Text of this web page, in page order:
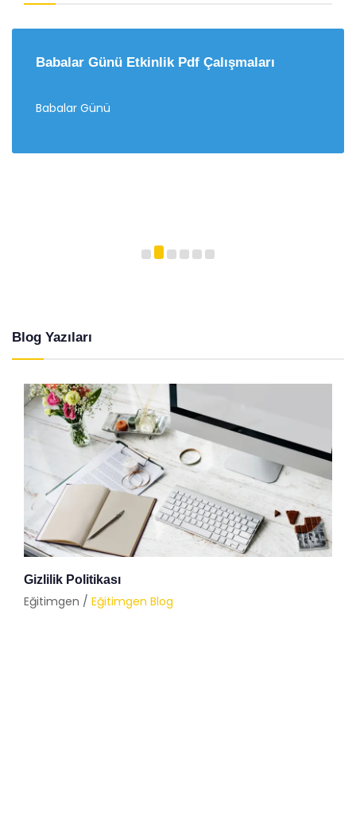
Babalar Günü Etkinlik Pdf Çalışmaları
Babalar Günü
Blog Yazıları
Gizlilik Politikası
Eğitimgen / Eğitimgen Blog